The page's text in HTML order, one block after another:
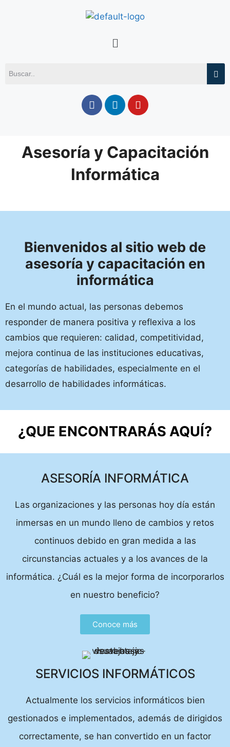
Asesoría y Capacitación
Informática
Bienvenidos al sitio web de
asesoría y capacitación en
informática
En el mundo actual, las personas debemos
responder de manera positiva y reflexiva a los
cambios que requieren: calidad, competitividad,
mejora continua de las instituciones educativas,
categorías de habilidades, especialmente en el
desarrollo de habilidades informáticas.
¿QUE ENCONTRARÁS AQUÍ?
ASESORÍA INFORMÁTICA
Las organizaciones y las personas hoy día están
inmersas en un mundo lleno de cambios y retos
continuos debido en gran medida a las
circunstancias actuales y a los avances de la
informática. ¿Cuál es la mejor forma de incorporarlos
en nuestro beneficio?
Conoce más
SERVICIOS INFORMÁTICOS
Actualmente los servicios informáticos bien
gestionados e implementados, además de dirigidos
correctamente, se han convertido en un factor